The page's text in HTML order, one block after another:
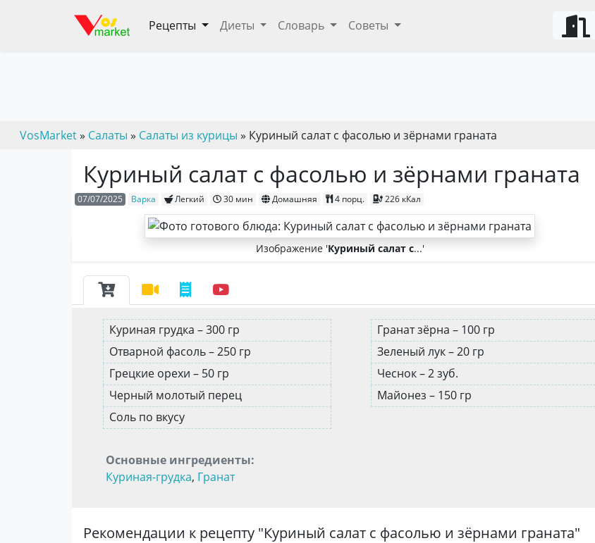
Рецепты Диеты Словарь Советы
VosMarket» Салаты » Салаты из курицы » Куриный салат с фасолью и зёрнами граната
Куриный салат с фасолью и зёрнами граната
07/07/2025 Варка Легкий 30 мин Домашняя 4 порц. 226 кКал
Изображение 'Куриный салат с...'
Куриная грудка – 300 гр
Отварной фасоль – 250 гр
Грецкие орехи – 50 гр
Черный молотый перец
Соль по вкусу
Гранат зёрна – 100 гр
Зеленый лук – 20 гр
Чеснок – 2 зуб.
Майонез – 150 гр
Основные ингредиенты:
Куриная-грудка, Гранат
Рекомендации к рецепту "Куриный салат с фасолью и зёрнами граната"